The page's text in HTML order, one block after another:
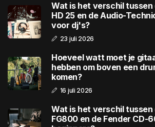
Wat is het verschil tussen
HD 25 en de Audio-
voor dj's?
23 juli 2026
Hoeveel watt moet je
hebben om boven een
komen?
16 juli 2026
Wat is het verschil tussen
FG800 en de Fender CD-